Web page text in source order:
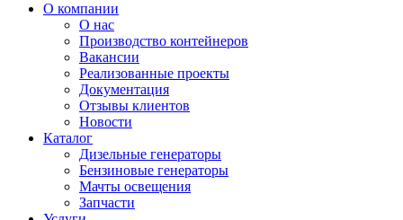
О компании
О нас
Производство контейнеров
Вакансии
Реализованные проекты
Документация
Отзывы клиентов
Новости
Каталог
Дизельные генераторы
Бензиновые генераторы
Мачты освещения
Запчасти